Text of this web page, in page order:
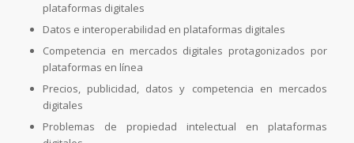
plataformas digitales
Datos e interoperabilidad en plataformas digitales
Competencia en mercados digitales protagonizados por
plataformas en línea
Precios, publicidad, datos y competencia en mercados
digitales
Problemas de propiedad intelectual en plataformas